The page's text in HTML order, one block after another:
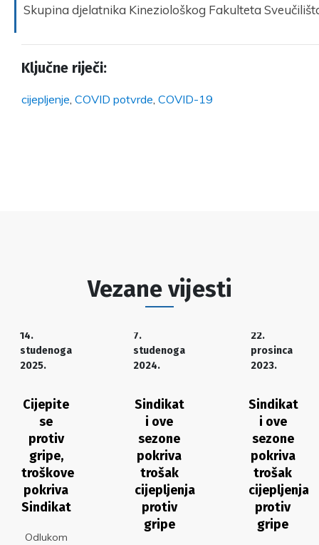
Skupina djelatnika Kineziološkog Fakulteta
Ključne riječi:
cijepljenje COVID potvrde COVID-19
Vezane vijesti
14.
studenoga
2025.
Cijepite
se
protiv
gripe,
troškove
pokriva
Sindikat
Odlukom
7.
studenoga
2024.
Sindikat
i ove
sezone
pokriva
trošak
cijepljenja
protiv
gripe
22.
prosinca
2023.
Sindikat
i ove
sezone
pokriva
trošak
cijepljenja
protiv
gripe